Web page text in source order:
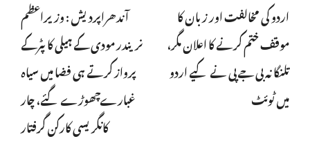
اردو کی مخالفت اور زبان کا
موقف ختم کرنے کا اعلان مگر،
تلنگانہ بی جے پی نے کیے اردو
میں ٹوئٹ
آندھراپردیش : وزیراعظم
نریندر مودی کے ہیلی کاپٹرکے
پرواز کرتے ہی فضا میں سیاہ
غبارےچھوڑے گئے، چار
کانگریسی کارکن گرفتار